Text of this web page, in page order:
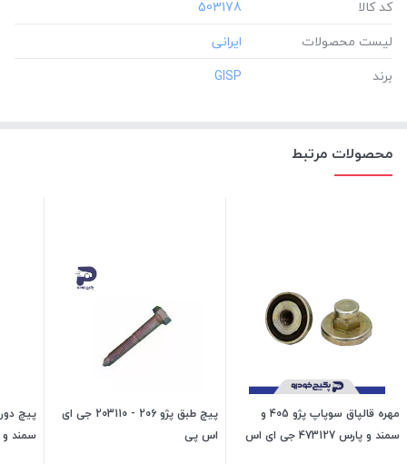
کد کالا
‎503178
لیست محصولات
برند
‎GISP
محصولات مرتبط
مهره قالپاق سوپاپ پژو 405 و
سمند و پارس 473127 جی ای اس
پیچ طبق پژو 206 - 203110 جی ای
اس پی
سمند و پارس